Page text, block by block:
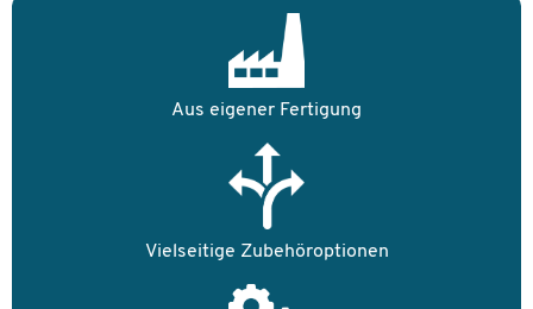
Aus eigener Fertigung
Vielseitige Zubehöroptionen